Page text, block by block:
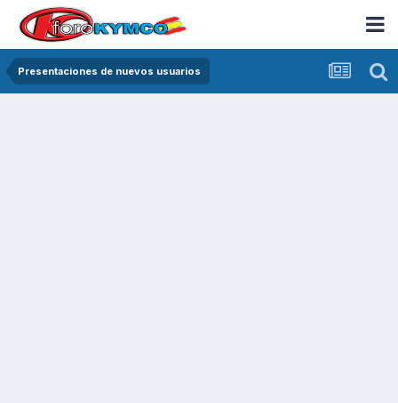
Presentaciones de nuevos usuarios